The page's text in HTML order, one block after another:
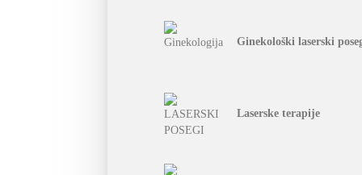
Ginekološki laserski
Laserske terapije